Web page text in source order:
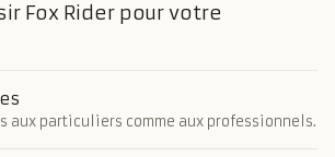
Fox Rider pour votre
aux particuliers comme aux professionnels.